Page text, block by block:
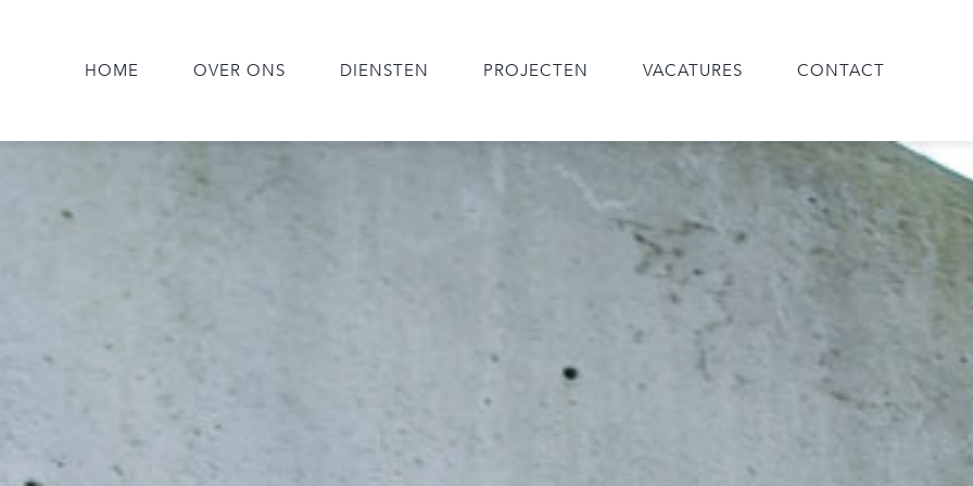
HOME OVER ONS DIENSTEN PROJECTEN VACATURES CONTACT